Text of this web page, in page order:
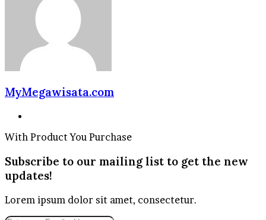
MyMegawisata.com
With Product You Purchase
Subscribe to our mailing list to get the new
updates!
Lorem ipsum dolor sit amet, consectetur.